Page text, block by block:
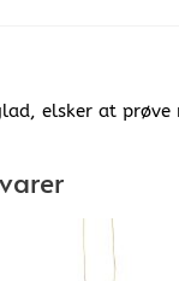
elsker at